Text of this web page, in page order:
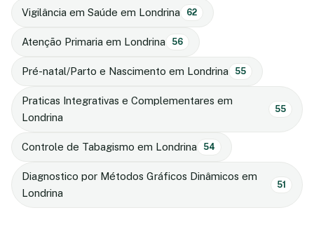
Vigilância em Saúde em Londrina 62
Atenção Primaria em Londrina 56
Pré-natal/Parto e Nascimento em Londrina 55
Praticas Integrativas e Complementares em
Londrina
55
Controle de Tabagismo em Londrina 54
Diagnostico por Métodos Gráficos Dinâmicos em
Londrina
51